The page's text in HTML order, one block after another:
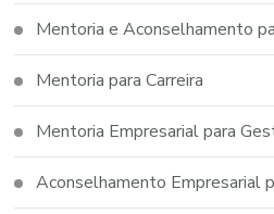
Mentoria e Aconselhamento
Mentoria para Carreira
Mentoria Empresarial para
Aconselhamento Empresarial